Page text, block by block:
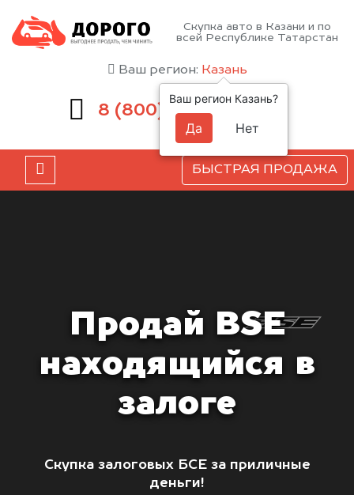
Скупка авто в Казани и по
всей Республике Татарстан
Ваш регион: Казань
8 (800) 551-81-15
БЫСТРАЯ ПРОДАЖА
Продай BSE
находящийся в
залоге
Скупка залоговых БСЕ за приличные
деньги!
Ваш регион Казань?
Да Нет